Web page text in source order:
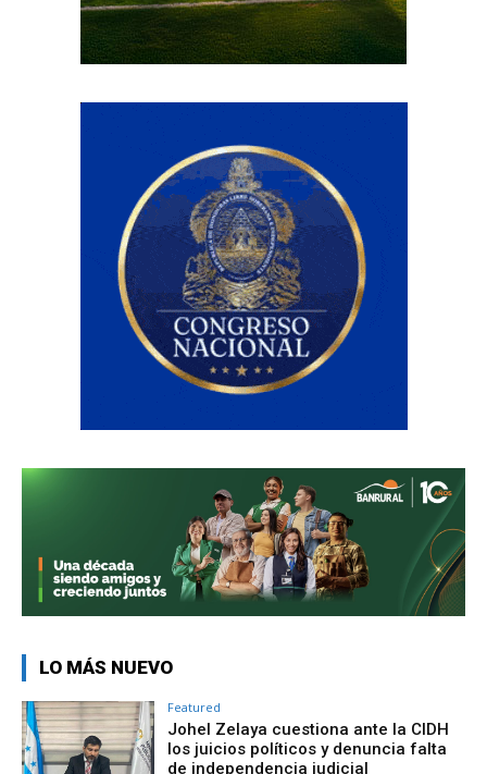
LO MÁS NUEVO
Featured
Johel Zelaya cuestiona ante la CIDH
los juicios políticos y denuncia falta
de independencia judicial